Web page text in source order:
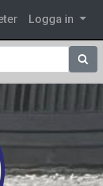
Logga in
Sök